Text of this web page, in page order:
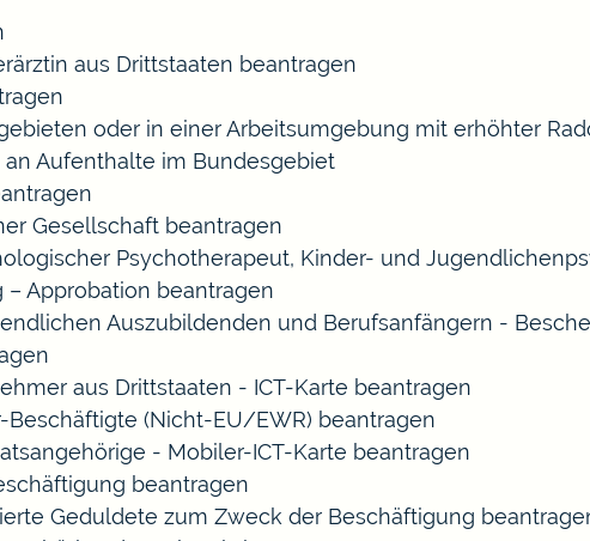
aus Drittstaaten beantragen
oder in einer Arbeitsumgebung mit erhöhter
Aufenthalte im Bundesgebiet
Gesellschaft beantragen
Psychotherapeut, Kinder- und
Approbation beantragen
Auszubildenden und Berufsanfängern -
aus Drittstaaten - ICT-Karte beantragen
(Nicht-EU/EWR) beantragen
- Mobiler-ICT-Karte beantragen
beantragen
Geduldete zum Zweck der Beschäftigung